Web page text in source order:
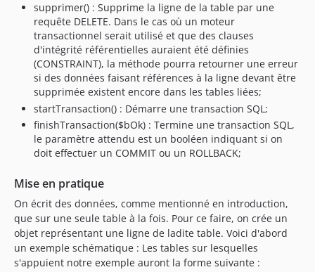
supprimer() : Supprime la ligne de la table par une
requête DELETE. Dans le cas où un moteur
transactionnel serait utilisé et que des clauses
d'intégrité référentielles auraient été définies
(CONSTRAINT), la méthode pourra retourner une erreur
si des données faisant références à la ligne devant être
supprimée existent encore dans les tables liées;
startTransaction() : Démarre une transaction SQL;
finishTransaction($bOk) : Termine une transaction SQL,
le paramètre attendu est un booléen indiquant si on
doit effectuer un COMMIT ou un ROLLBACK;
Mise en pratique
On écrit des données, comme mentionné en introduction,
que sur une seule table à la fois. Pour ce faire, on crée un
objet représentant une ligne de ladite table. Voici d'abord
un exemple schématique : Les tables sur lesquelles
s'appuient notre exemple auront la forme suivante :